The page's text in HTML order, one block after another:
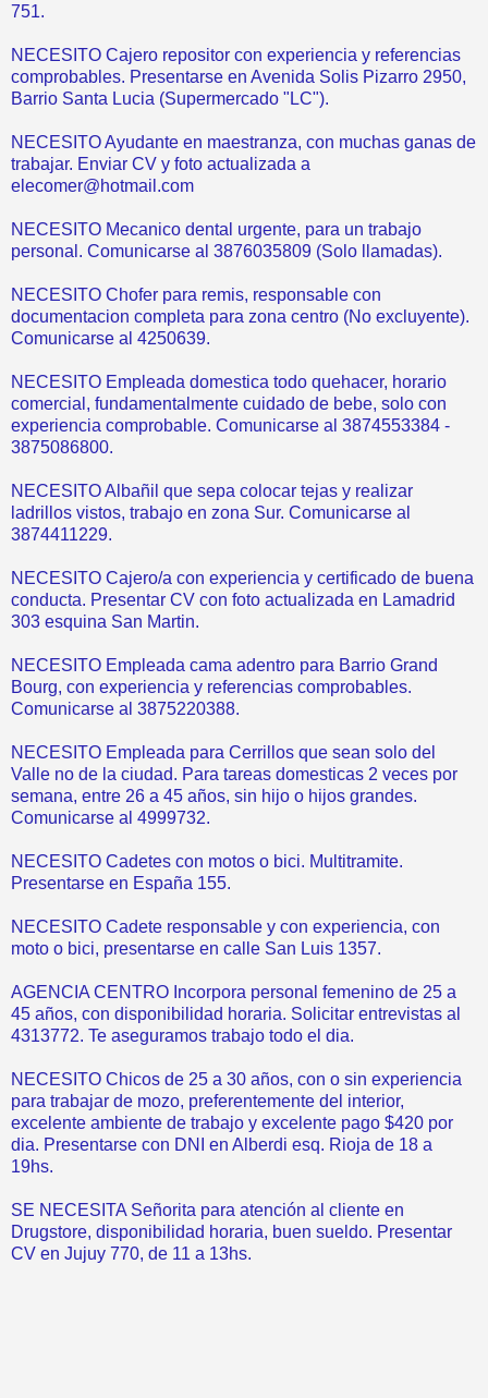
751.
NECESITO Cajero repositor con experiencia y referencias
comprobables. Presentarse en Avenida Solis Pizarro 2950,
Barrio Santa Lucia (Supermercado "LC").
NECESITO Ayudante en maestranza, con muchas ganas de
trabajar. Enviar CV y foto actualizada a
elecomer@hotmail.com
NECESITO Mecanico dental urgente, para un trabajo
personal. Comunicarse al 3876035809 (Solo llamadas).
NECESITO Chofer para remis, responsable con
documentacion completa para zona centro (No excluyente).
Comunicarse al 4250639.
NECESITO Empleada domestica todo quehacer, horario
comercial, fundamentalmente cuidado de bebe, solo con
experiencia comprobable. Comunicarse al 3874553384 -
3875086800.
NECESITO Albañil que sepa colocar tejas y realizar
ladrillos vistos, trabajo en zona Sur. Comunicarse al
3874411229.
NECESITO Cajero/a con experiencia y certificado de buena
conducta. Presentar CV con foto actualizada en Lamadrid
303 esquina San Martin.
NECESITO Empleada cama adentro para Barrio Grand
Bourg, con experiencia y referencias comprobables.
Comunicarse al 3875220388.
NECESITO Empleada para Cerrillos que sean solo del
Valle no de la ciudad. Para tareas domesticas 2 veces por
semana, entre 26 a 45 años, sin hijo o hijos grandes.
Comunicarse al 4999732.
NECESITO Cadetes con motos o bici. Multitramite.
Presentarse en España 155.
NECESITO Cadete responsable y con experiencia, con
moto o bici, presentarse en calle San Luis 1357.
AGENCIA CENTRO Incorpora personal femenino de 25 a
45 años, con disponibilidad horaria. Solicitar entrevistas al
4313772. Te aseguramos trabajo todo el dia.
NECESITO Chicos de 25 a 30 años, con o sin experiencia
para trabajar de mozo, preferentemente del interior,
excelente ambiente de trabajo y excelente pago $420 por
dia. Presentarse con DNI en Alberdi esq. Rioja de 18 a
19hs.
SE NECESITA Señorita para atención al cliente en
Drugstore, disponibilidad horaria, buen sueldo. Presentar
CV en Jujuy 770, de 11 a 13hs.